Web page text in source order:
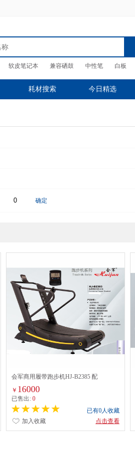
软皮笔记本 兼容硒鼓 中性笔 白板
耗材搜索 今日精选
确定
会军商用履带跑步机HJ-B2385 配
￥ 16000
已售出: 0
已有0人收藏
点击查看
加入收藏